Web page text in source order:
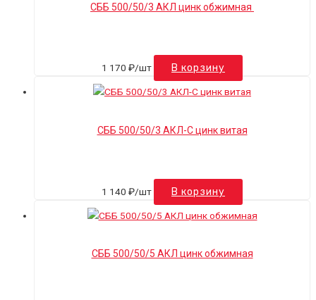
СББ 500/50/3 АКЛ цинк обжимная
1 170 ₽/шт В корзину
СББ 500/50/3 АКЛ-С цинк витая
1 140 ₽/шт В корзину
СББ 500/50/5 АКЛ цинк обжимная